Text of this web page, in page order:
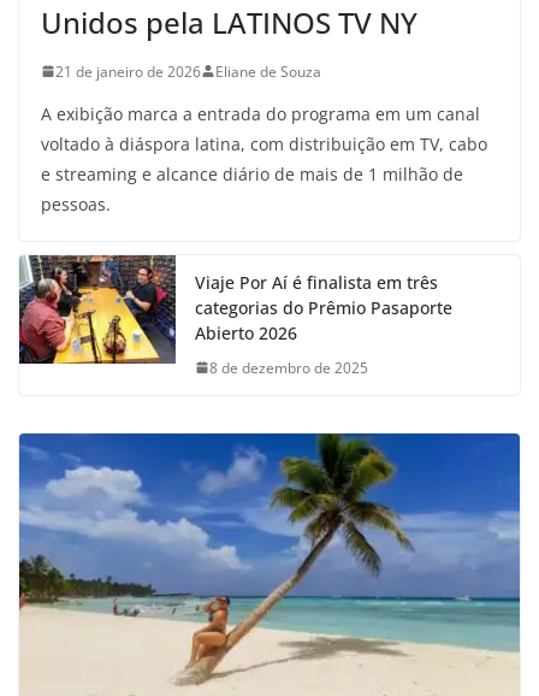
Unidos pela LATINOS TV NY
21 de janeiro de 2026 Eliane de Souza
A exibição marca a entrada do programa em um canal
voltado à diáspora latina, com distribuição em TV, cabo
e streaming e alcance diário de mais de 1 milhão de
pessoas.
Viaje Por Aí é finalista em três
categorias do Prêmio Pasaporte
Abierto 2026
8 de dezembro de 2025